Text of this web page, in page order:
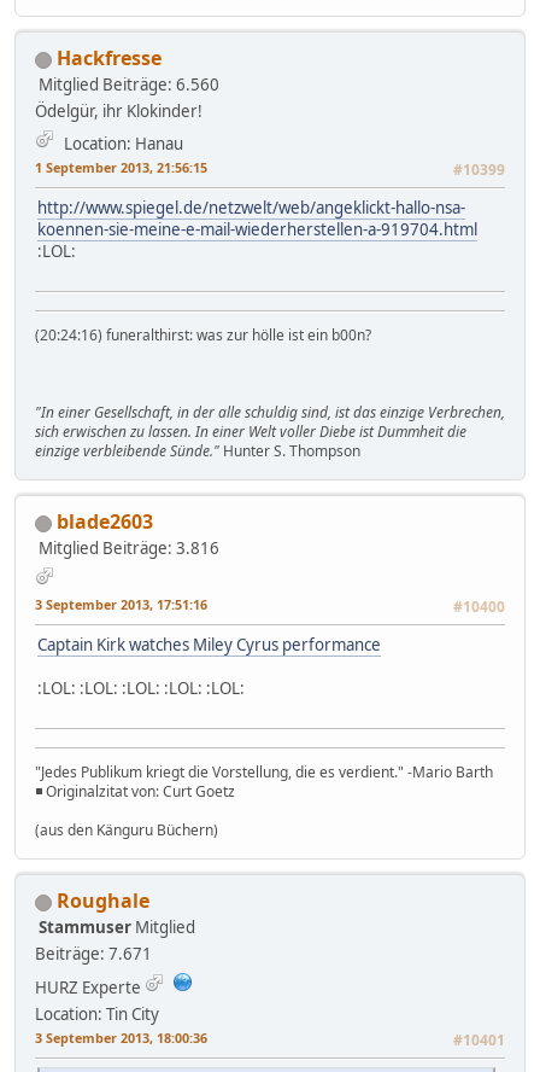
Hackfresse
Mitglied Beiträge: 6.560
Ödelgür, ihr Klokinder!
Location: Hanau
1 September 2013, 21:56:15 #10399
http://www.spiegel.de/netzwelt/web/angeklickt-hallo-nsa-
koennen-sie-meine-e-mail-wiederherstellen-a-919704.html
:LOL:
(20:24:16) funeralthirst: was zur hölle ist ein b00n?
"In einer Gesellschaft, in der alle schuldig sind, ist das einzige Verbrechen,
sich erwischen zu lassen. In einer Welt voller Diebe ist Dummheit die
einzige verbleibende Sünde." Hunter S. Thompson
blade2603
Mitglied Beiträge: 3.816
3 September 2013, 17:51:16 #10400
Captain Kirk watches Miley Cyrus performance
:LOL: :LOL: :LOL: :LOL: :LOL:
"Jedes Publikum kriegt die Vorstellung, die es verdient." -Mario Barth
◾ Originalzitat von: Curt Goetz
(aus den Känguru Büchern)
Roughale
Stammuser Mitglied
Beiträge: 7.671
HURZ Experte
Location: Tin City
3 September 2013, 18:00:36 #10401